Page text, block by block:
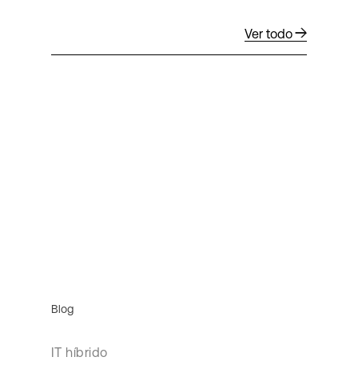
Ver todo
Blog
IT híbrido